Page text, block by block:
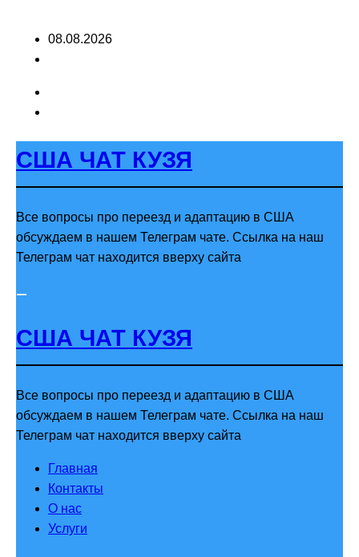
Перейти08.08.2026
США ЧАТ КУЗЯ
Все вопросы про переезд и адаптацию в США
обсуждаем в нашем Телеграм чате. Ссылка на наш
Телеграм чат находится вверху сайта
США ЧАТ КУЗЯ
Все вопросы про переезд и адаптацию в США
обсуждаем в нашем Телеграм чате. Ссылка на наш
Телеграм чат находится вверху сайта
Главная
Контакты
О нас
Услуги